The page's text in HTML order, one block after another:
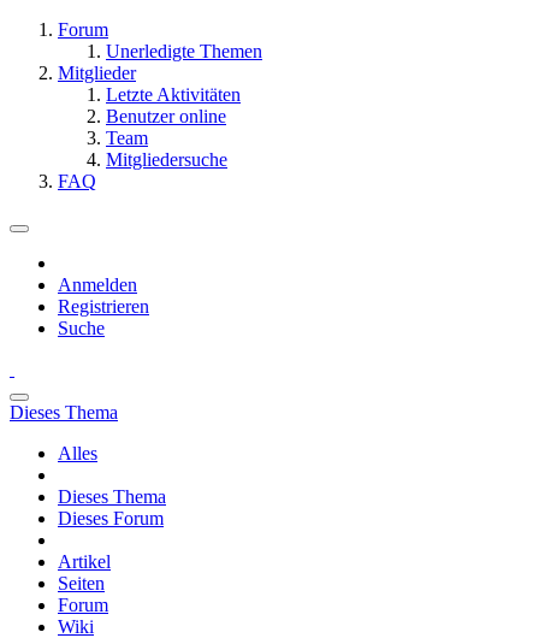
Forum
Unerledigte Themen
Mitglieder
Letzte Aktivitäten
Benutzer online
Team
Mitgliedersuche
FAQ
Anmelden
Registrieren
Suche
Dieses Thema
Alles
Dieses Thema
Dieses Forum
Artikel
Seiten
Forum
Wiki